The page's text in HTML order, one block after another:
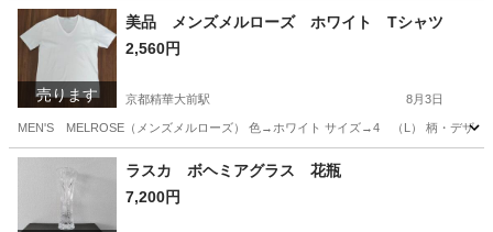
京都 京都市 京都精華大前駅 スキンケア
売ります
美品 メンズメルローズ ホワイト Tシャツ
2,560円
京都精華大前駅 8月3日
MEN'S MELROSE（メンズメルローズ） 色→ホワイト サイズ→4 （L） 柄・デ
京都 京都市 京都精華大前駅 Tシャツ
ラスカ ボヘミアグラス 花瓶
7,200円